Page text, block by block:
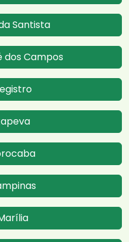
Santista
dos Campos